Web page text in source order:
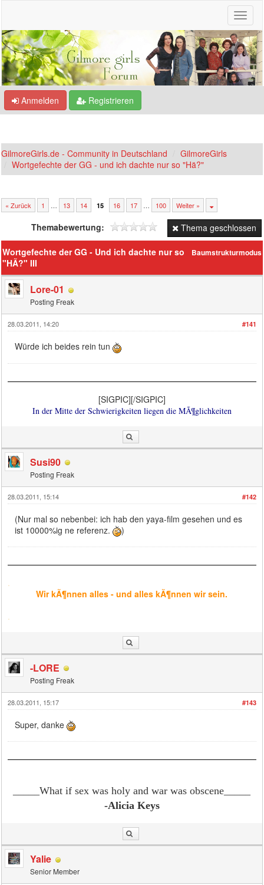
Anmelden Registrieren
GilmoreGirls.de - Community in Deutschland
GilmoreGirls
Wortgefechte der GG - und ich dachte nur so "Hä?"
« Zurück 1 … 13 14 15 16 17 … 100 Weiter »
Thema geschlossen
Themabewertung:
Baumstrukturmodus
Wortgefechte der GG - Und ich dachte nur so
"HÃ?" III
Lore-01
Posting Freak
#141
28.03.2011, 14:20
Würde ich beides rein tun
[SIGPIC][/SIGPIC]
In der Mitte der Schwierigkeiten liegen die MÃ¶glichkeiten
Susi90
Posting Freak
#142
28.03.2011, 15:14
(Nur mal so nebenbei: ich hab den yaya-film gesehen und es
ist 10000%ig ne referenz.
)
.
Wir kÃ¶nnen alles - und alles kÃ¶nnen wir sein.
.
-LORE
Posting Freak
#143
28.03.2011, 15:17
Super, danke
_____What if sex was holy and war was obscene
-Alicia Keys
Yalie
Senior Member